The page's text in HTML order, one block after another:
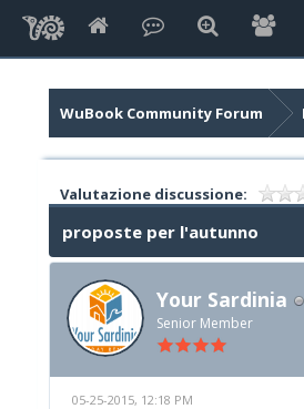
WuBook Community Forum
Valutazione discussione:
proposte per l'autunno
Your Sardinia
Senior Member
05-25-2015, 12:18 PM